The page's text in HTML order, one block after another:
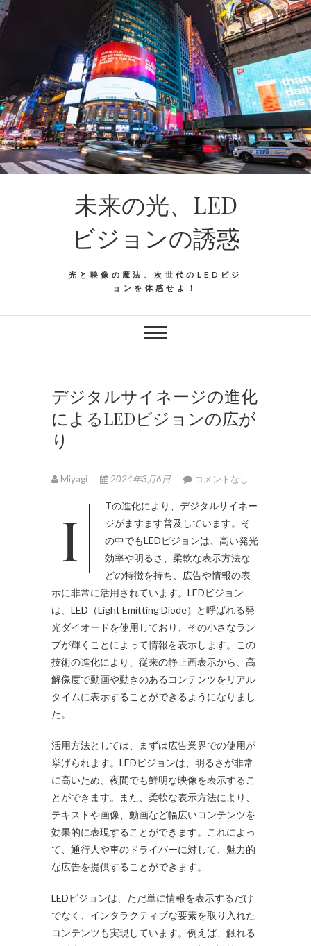
未来の光、LED
ビジョンの誘惑
光と映像の魔法、次世代のLEDビジ
ョンを体感せよ！
デジタルサイネージの進化
によるLEDビジョンの広が
り
Miyagi 2024年3月6日 コメントなし
ITの進化により、デジタルサイネー ジがますます普及しています。 そ
の中でもLEDビジョンは、高い発光
効率や明るさ、柔軟な表示方法な
どの特徴を持ち、広告や情報の表
示に非常に活用されています。LEDビジョン
は、LED（Light Emitting Diode）と呼ばれる発
光ダイオードを使用しており、その小さなラン
プが輝くことによって情報を表示します。この
技術の進化により、従来の静止画表示から、高
解像度で動画や動きのあるコンテンツをリアル
タイムに表示することができるようになりまし
た。
活用方法としては、まずは広告業界での使用が
挙げられます。LEDビジョンは、明るさが非常
に高いため、夜間でも鮮明な映像を表示するこ
とができます。また、柔軟な表示方法により、
テキストや画像、動画など幅広いコンテンツを
効果的に表現することができます。これによっ
て、通行人や車のドライバーに対して、魅力的
な広告を提供することができます。
LEDビジョンは、ただ単に情報を表示するだけ
でなく、インタラクティブな要素を取り入れた
コンテンツも実現しています。例えば、触れる